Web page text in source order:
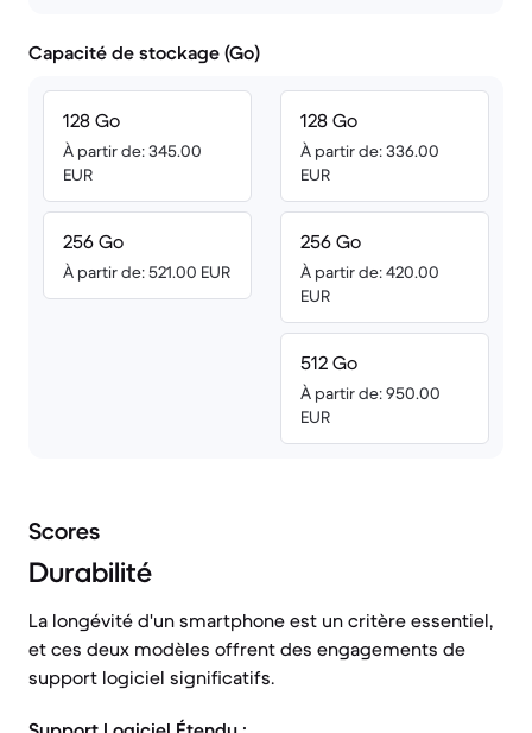
Capacité de stockage (Go)
128 Go
À partir de: 345.00
EUR
256 Go
À partir de: 521.00 EUR
128 Go
À partir de: 336.00
EUR
256 Go
À partir de: 420.00
EUR
512 Go
À partir de: 950.00
EUR
Scores
Durabilité
La longévité d'un smartphone est un critère essentiel,
et ces deux modèles offrent des engagements de
support logiciel significatifs.